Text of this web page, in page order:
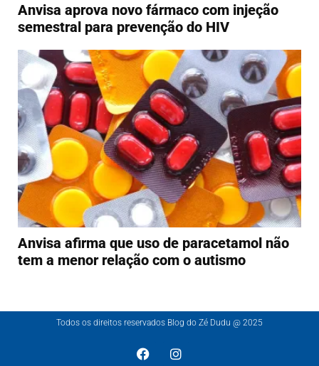
Anvisa aprova novo fármaco com injeção
semestral para prevenção do HIV
Anvisa afirma que uso de paracetamol não
tem a menor relação com o autismo
Todos os direitos reservados Blog do Zé Dudu @ 2025